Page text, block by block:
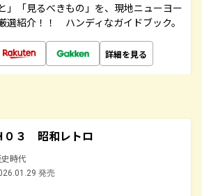
」「見るべきもの」を、現地ニューヨー
選紹介！！ ハンディなガイドブック。
詳細を見る
０３ 昭和レトロ
時代
発売